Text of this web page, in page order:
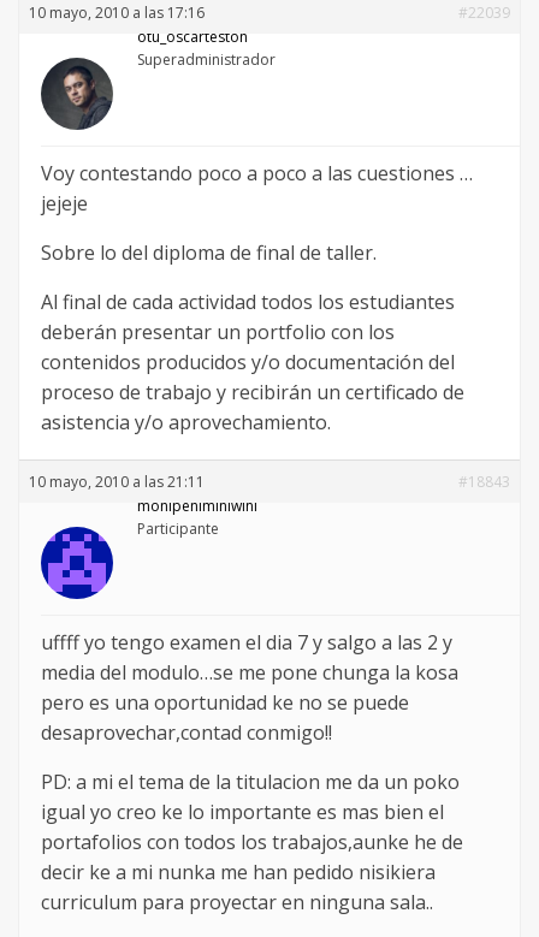
10 mayo, 2010 a las 17:16
#22039
otu_oscarteston
Superadministrador
Voy contestando poco a poco a las cuestiones …
jejeje
Sobre lo del diploma de final de taller.
Al final de cada actividad todos los estudiantes
deberán presentar un portfolio con los
contenidos producidos y/o documentación del
proceso de trabajo y recibirán un certificado de
asistencia y/o aprovechamiento.
10 mayo, 2010 a las 21:11
#18843
monipeniminiwini
Participante
uffff yo tengo examen el dia 7 y salgo a las 2 y
media del modulo…se me pone chunga la kosa
pero es una oportunidad ke no se puede
desaprovechar,contad conmigo!!
PD: a mi el tema de la titulacion me da un poko
igual yo creo ke lo importante es mas bien el
portafolios con todos los trabajos,aunke he de
decir ke a mi nunka me han pedido nisikiera
curriculum para proyectar en ninguna sala..